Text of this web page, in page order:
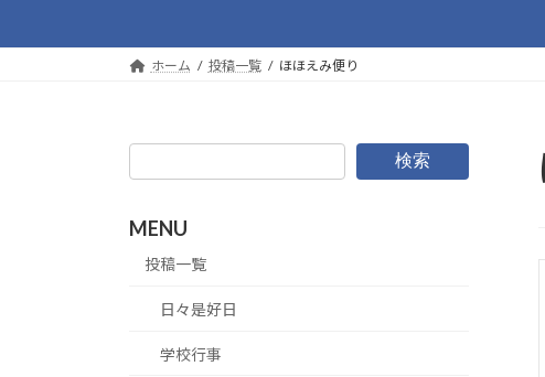
プ
動
ホーム 投稿一覧 ほほえみ便り
検索
MENU
投稿一覧
日々是好日
学校行事